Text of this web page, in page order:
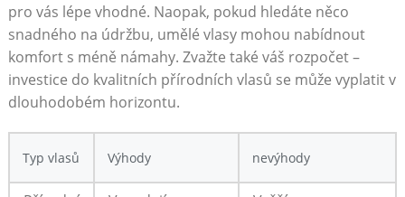
pro vás lépe vhodné. Naopak, pokud hledáte něco
snadného na údržbu, umělé vlasy mohou nabídnout
komfort s méně námahy. Zvažte také váš rozpočet –
investice do kvalitních přírodních vlasů se může vyplatit v
dlouhodobém horizontu.
Typ vlasů Výhody nevýhody